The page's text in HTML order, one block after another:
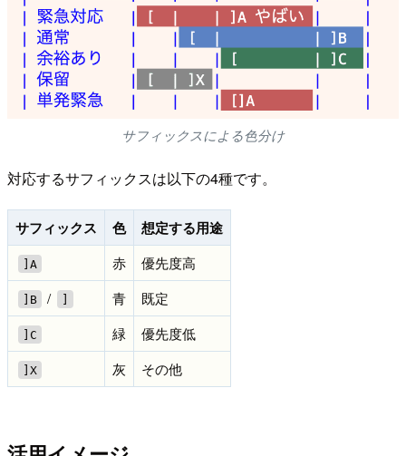
サフィックスによる色分け
対応するサフィックスは以下の4種です。
サフィックス 色 想定する用途
]A 赤 優先度高
]B / ] 青 既定
]C 緑 優先度低
]X 灰 その他